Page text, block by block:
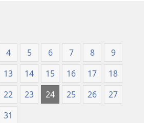
(ревидирано
издање
2019)
(ревидирано
издање
2019)
4 5 6 7 8
9
13 14 15 16 17
18
22 23 24 25 26
27
31